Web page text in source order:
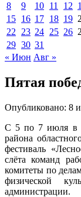
8
9 10 11 12
15 16 17 18 19
22
23 24 25 26
29 30 31
« Июн Авг »
Пятая
Опубликовано: 8
С 5 по 7 июля в
района
фестиваль
слёта команд
комитеты по
физической
администрации.